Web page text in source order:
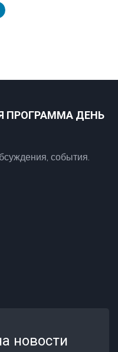
ПРОГРАММА ДЕНЬ
события.
новости